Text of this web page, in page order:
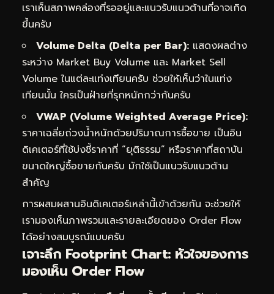
เราเห็นสภาพคล่องที่รออยู่และแนวรับแนวต้านที่อาจเกิด
ขึ้นครับ
Volume Delta (Delta per Bar): แสดงผลต่าง
ระหว่าง Market Buy Volume และ Market Sell
Volume ในแต่ละแท่งเทียนครับ ช่วยให้เห็นว่าในแท่ง
เทียนนั้น ใครเป็นฝ่ายที่รุกหนักกว่ากันครับ
VWAP (Volume Weighted Average Price):
ราคาเฉลี่ยถ่วงน้ำหนักด้วยปริมาณการซื้อขาย เป็นอิน
ดิเคเตอร์ที่ใช้บ่งชี้ราคาที่ “ยุติธรรม” หรือราคาที่สถาบัน
ขนาดใหญ่ซื้อขายกันครับ มักใช้เป็นแนวรับแนวต้าน
สำคัญ
การผสมผสานอินดิเคเตอร์เหล่านี้เข้าด้วยกัน จะช่วยให้
เรามองเห็นภาพรวมและรายละเอียดของ Order Flow
ได้อย่างสมบูรณ์แบบครับ
เจาะลึก Footprint Chart: หัวใจของการ
มองเห็น Order Flow